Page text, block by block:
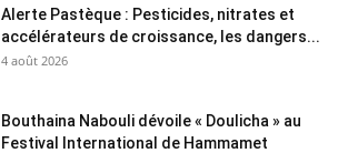
Alerte Pastèque : Pesticides, nitrates et
accélérateurs de croissance, les dangers...
4 août 2026
Bouthaina Nabouli dévoile « Doulicha » au
Festival International de Hammamet